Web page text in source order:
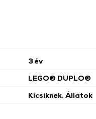
3 év
LEGO® DUPLO®
Kicsiknek, Állatok